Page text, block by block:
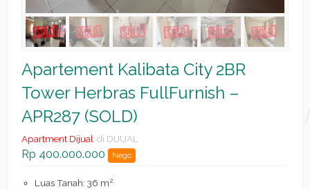
Apartement Kalibata City 2BR
Tower Herbras FullFurnish –
APR287 (SOLD)
Apartment Dijual di DIJUAL
Rp 400.000.000 Nego
Luas Tanah: 36 m2